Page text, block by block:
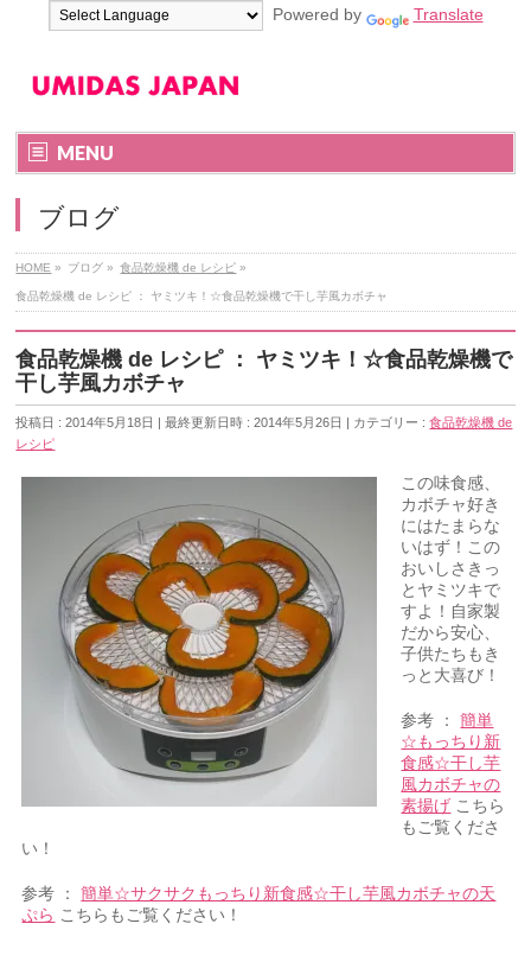
Powered by Translate
MENU
ブログ
HOME » ブログ » 食品乾燥機 de レシピ »
食品乾燥機 de レシピ ： ヤミツキ！☆食品乾燥機で干し芋風カボチャ
食品乾燥機 de レシピ ： ヤミツキ！☆食品乾燥機で
干し芋風カボチャ
投稿日 : 2014年5月18日 最終更新日時 : 2014年5月26日 カテゴリー :食品乾燥機 de
レシピ
この味食感、
カボチャ好き
にはたまらな
いはず！この
おいしさきっ
とヤミツキで
すよ！自家製
だから安心、
子供たちもき
っと大喜び！
参考 ：簡単
☆もっちり新
食感☆干し芋
風カボチャの
素揚げ こちら
もご覧くださ
い！
参考 ：簡単☆サクサクもっちり新食感☆干し芋風カボチャの天
ぷら こちらもご覧ください！